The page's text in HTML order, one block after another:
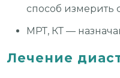
способ измерить
МРТ, КТ —
Лечение